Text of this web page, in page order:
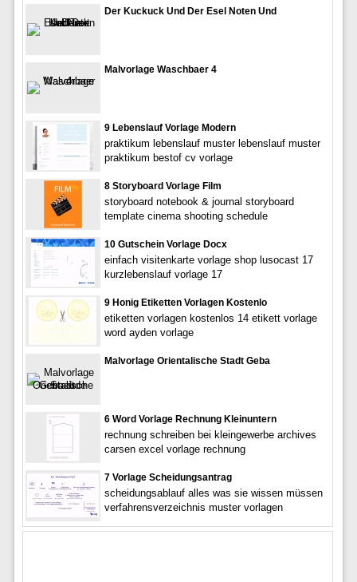
Der Kuckuck Und Der Esel Noten Und
Malvorlage Waschbaer 4
9 Lebenslauf Vorlage Modern
praktikum lebenslauf muster lebenslauf muster
praktikum bestof cv vorlage
8 Storyboard Vorlage Film
storyboard notebook & journal storyboard
template cinema shooting schedule
10 Gutschein Vorlage Docx
einfach visitenkarte vorlage shop lusocast 17
kurzlebenslauf vorlage 17
9 Honig Etiketten Vorlagen Kostenlo
etiketten vorlagen kostenlos 14 etikett vorlage
word ayden vorlage
Malvorlage Orientalische Stadt Geba
6 Word Vorlage Rechnung Kleinuntern
rechnung schreiben bei kleingewerbe archives
carsen excel vorlage rechnung
7 Vorlage Scheidungsantrag
scheidungsablauf alles was sie wissen müssen
verfahrensverzeichnis muster vorlagen